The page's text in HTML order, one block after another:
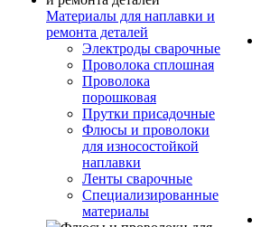
Материалы для наплавки и
ремонта деталей
Электроды сварочные
Проволока сплошная
Проволока
порошковая
Прутки присадочные
Флюсы и проволоки
для износостойкой
наплавки
Ленты сварочные
Специализированные
материалы